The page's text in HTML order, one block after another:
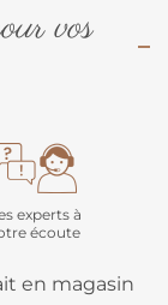
vos
experts à
écoute